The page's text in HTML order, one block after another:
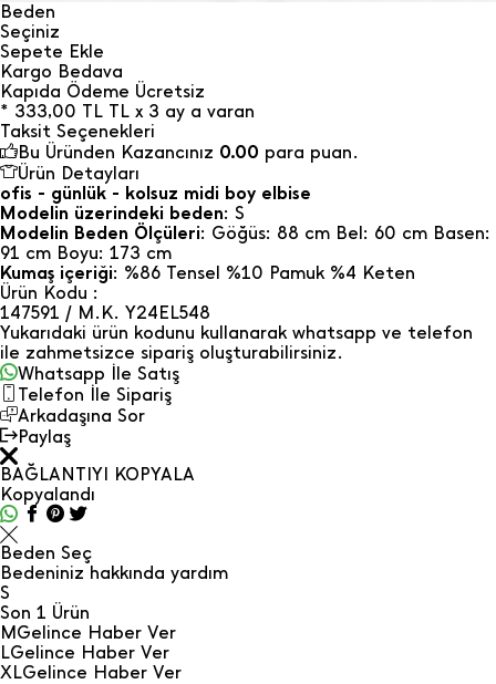
Beden
Seçiniz
Sepete Ekle
Kargo Bedava
Kapıda Ödeme Ücretsiz
* 333,00 TL TL x 3 ay a varan
Taksit Seçenekleri
Bu Üründen Kazancınız 0.00 para puan.
Ürün Detayları
ofis - günlük - kolsuz midi boy elbise
Modelin üzerindeki beden: S
Modelin Beden Ölçüleri: Göğüs: 88 cm Bel: 60 cm Basen:
91 cm Boyu: 173 cm
Kumaş içeriği: %86 Tensel %10 Pamuk %4 Keten
Ürün Kodu :
147591 / M.K. Y24EL548
Yukarıdaki ürün kodunu kullanarak whatsapp ve telefon
ile zahmetsizce sipariş oluşturabilirsiniz.
Whatsapp İle Satış
Telefon İle Sipariş
Arkadaşına Sor
Paylaş
BAĞLANTIYI KOPYALA
Kopyalandı
Beden Seç
Bedeniniz hakkında yardım
S
Son 1 Ürün
MGelince Haber Ver
LGelince Haber Ver
XLGelince Haber Ver